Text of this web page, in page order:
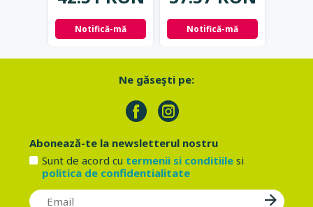
Notifică-mă Notifică-mă
Ne găseşti pe:
Abonează-te la newsletterul nostru
Sunt de acord cu termenii si conditiilesi
politica de confidentialitate